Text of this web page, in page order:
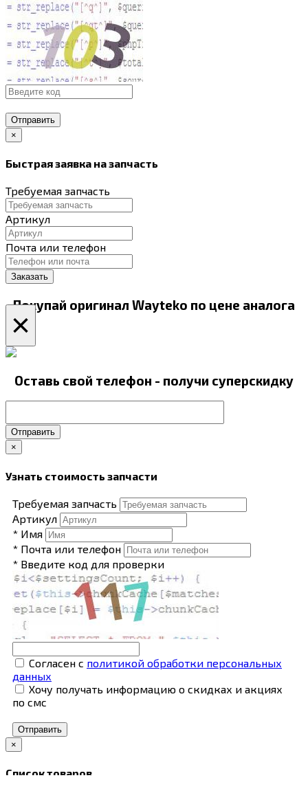
Отправить
×
Быстрая заявка на запчасть
Требуемая запчасть
Артикул
Почта или телефон
Покупай оригинал Wayteko по цене аналога
×
Оставь свой телефон - получи суперскидку
Отправить
×
Узнать стоимость запчасти
Требуемая запчасть
Артикул
* Имя
* Почта или телефон
* Введите код для проверки
Согласен с политикой обработки персональных
данных
Хочу получать информацию о скидках и акциях
по смс
Отправить
×
Список товаров